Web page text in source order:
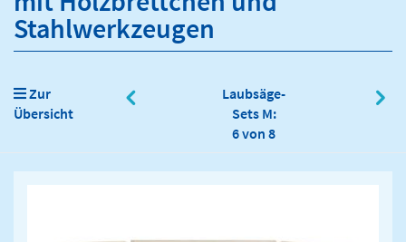
Stahlwerkzeugen
Zur
Übersicht
Laubsäge-
Sets M:
6 von 8